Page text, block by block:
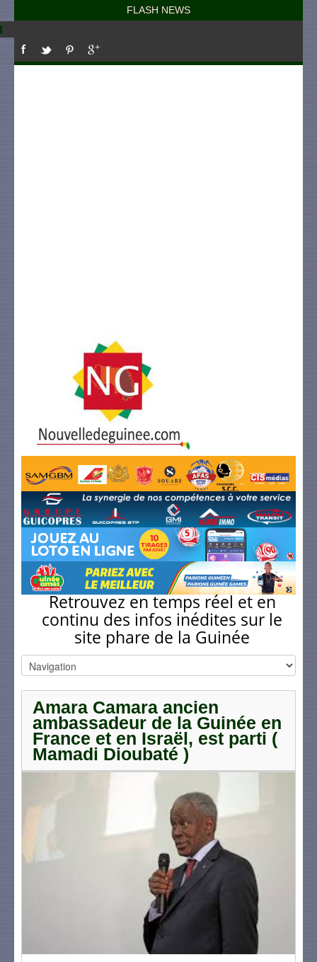
FLASH NEWS
Retrouvez en temps réel et en
continu des infos inédites sur le
site phare de la Guinée
Amara Camara ancien
ambassadeur de la Guinée en
France et en Israël, est parti (
Mamadi Dioubaté )